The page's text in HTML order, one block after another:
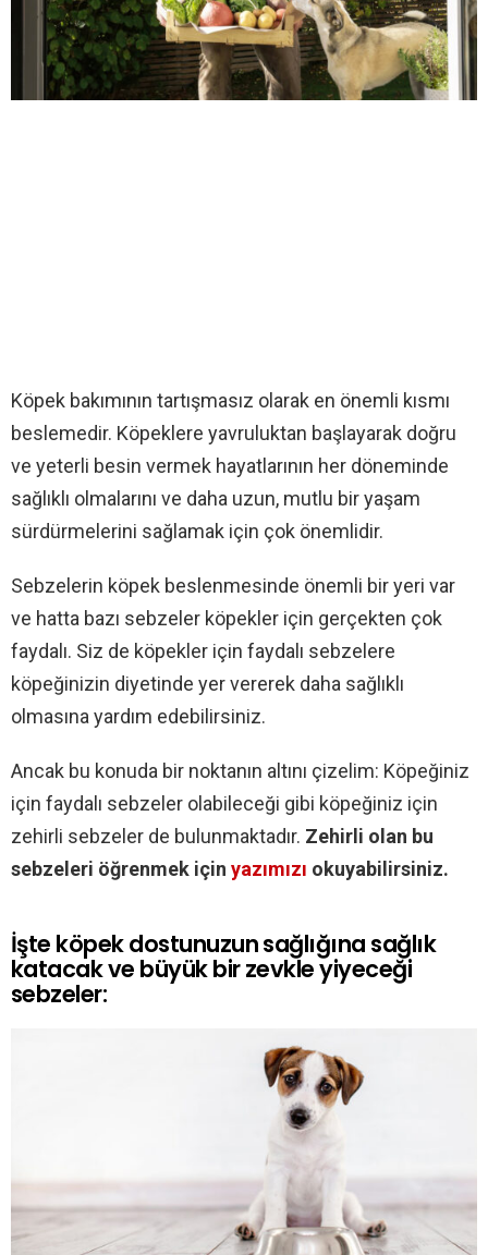
Köpek bakımının tartışmasız olarak en önemli kısmı
beslemedir. Köpeklere yavruluktan başlayarak doğru
ve yeterli besin vermek hayatlarının her döneminde
sağlıklı olmalarını ve daha uzun, mutlu bir yaşam
sürdürmelerini sağlamak için çok önemlidir.
Sebzelerin köpek beslenmesinde önemli bir yeri var
ve hatta bazı sebzeler köpekler için gerçekten çok
faydalı. Siz de köpekler için faydalı sebzelere
köpeğinizin diyetinde yer vererek daha sağlıklı
olmasına yardım edebilirsiniz.
Ancak bu konuda bir noktanın altını çizelim: Köpeğiniz
için faydalı sebzeler olabileceği gibi köpeğiniz için
zehirli sebzeler de bulunmaktadır. Zehirli olan bu
sebzeleri öğrenmek için yazımızı okuyabilirsiniz.
İşte köpek dostunuzun sağlığına sağlık
katacak ve büyük bir zevkle yiyeceği
sebzeler: